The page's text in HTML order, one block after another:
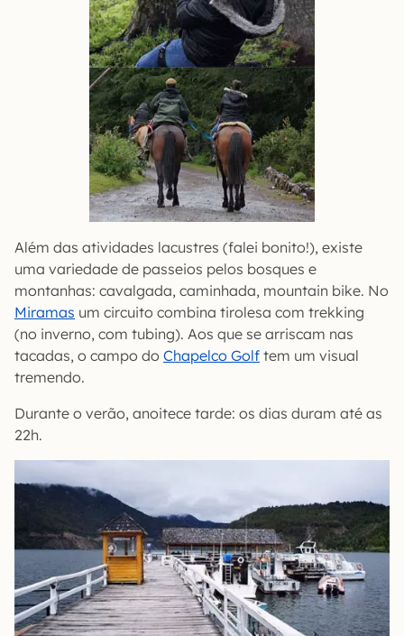
Além das atividades lacustres (falei bonito!), existe
uma variedade de passeios pelos bosques e
montanhas: cavalgada, caminhada, mountain bike. No
Miramas um circuito combina tirolesa com trekking
(no inverno, com tubing). Aos que se arriscam nas
tacadas, o campo do Chapelco Golf tem um visual
tremendo.
Durante o verão, anoitece tarde: os dias duram até as
22h.